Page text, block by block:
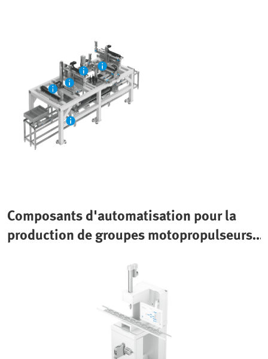
Composants d'automatisation pour la
production de groupes motopropulseurs